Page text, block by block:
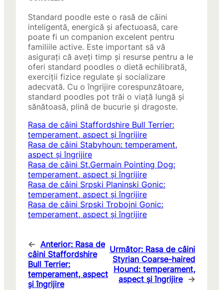
Standard poodle este o rasă de câini
inteligentă, energică și afectuoasă, care
poate fi un companion excelent pentru
familiile active. Este important să vă
asigurați că aveți timp și resurse pentru a le
oferi standard poodles o dietă echilibrată,
exerciții fizice regulate și socializare
adecvată. Cu o îngrijire corespunzătoare,
standard poodles pot trăi o viață lungă și
sănătoasă, plină de bucurie și dragoste.
Rasa de câini Staffordshire Bull Terrier:
temperament, aspect și îngrijire
Rasa de câini Stabyhoun: temperament,
aspect și îngrijire
Rasa de câini St.Germain Pointing Dog:
temperament, aspect și îngrijire
Rasa de câini Srpski Planinski Gonic:
temperament, aspect și îngrijire
Rasa de câini Srpski Trobojni Gonic:
temperament, aspect și îngrijire
← Anterior: Rasa de
câini Staffordshire
Bull Terrier:
temperament, aspect
și îngrijire
Următor: Rasa de câini
Styrian Coarse-haired
Hound: temperament,
aspect și îngrijire →